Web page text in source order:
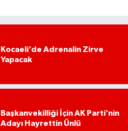
Kocaeli’de Adrenalin Zirve
Yapacak
Başkanvekilliği İçin AK Parti’nin
Adayı Hayrettin Ünlü